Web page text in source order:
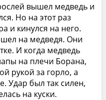
вышел медведь и
Но на этот раз
и кинулся на него.
на медведя. Они
И когда медведь
на плечи Борана,
рукой за горло, а
Удар был так силен,
на куски.